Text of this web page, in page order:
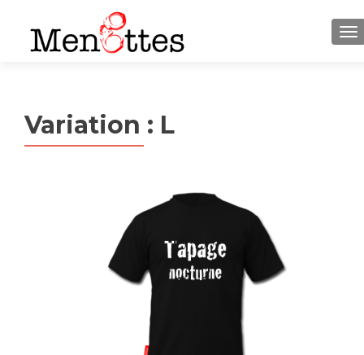
Variation : L